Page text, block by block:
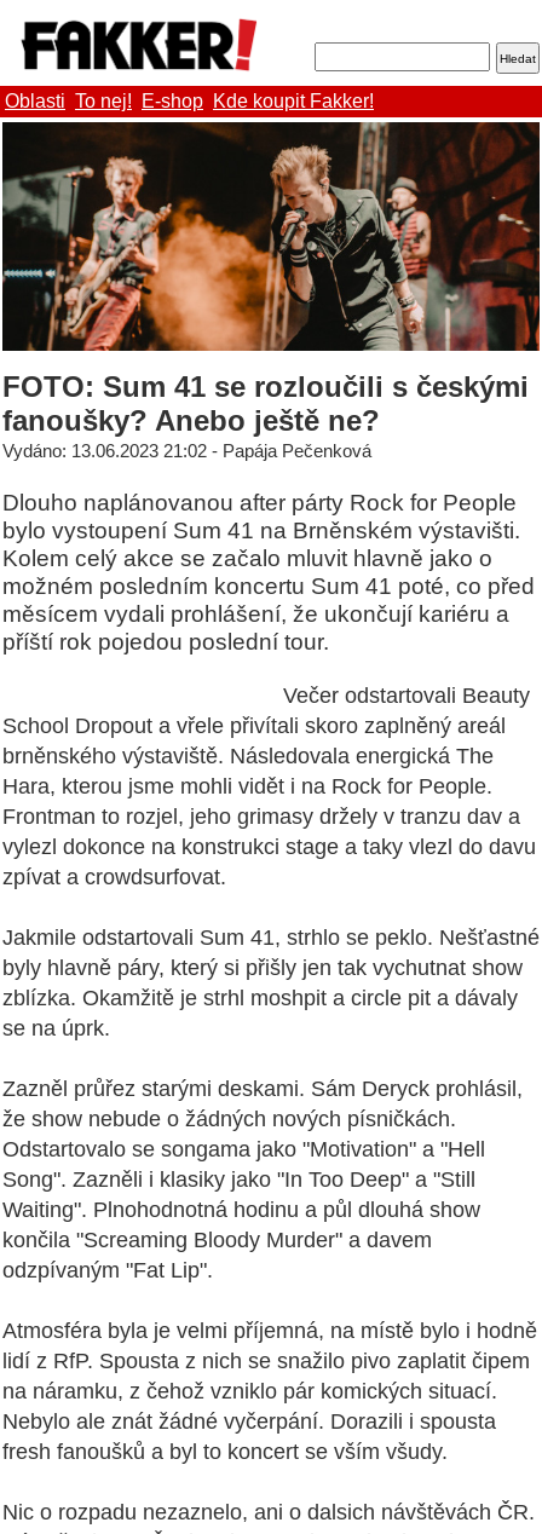
Oblasti To nej! E-shop Kde koupit Fakker!
FOTO: Sum 41 se rozloučili s českými
fanoušky? Anebo ještě ne?
Vydáno: 13.06.2023 21:02 - Papája Pečenková
Dlouho naplánovanou after párty Rock for People
bylo vystoupení Sum 41 na Brněnském výstavišti.
Kolem celý akce se začalo mluvit hlavně jako o
možném posledním koncertu Sum 41 poté, co před
měsícem vydali prohlášení, že ukončují kariéru a
příští rok pojedou poslední tour.
Večer odstartovali Beauty
School Dropout a vřele přivítali skoro zaplněný areál
brněnského výstaviště. Následovala energická The
Hara, kterou jsme mohli vidět i na Rock for People.
Frontman to rozjel, jeho grimasy držely v tranzu dav a
vylezl dokonce na konstrukci stage a taky vlezl do davu
zpívat a crowdsurfovat.
Jakmile odstartovali Sum 41, strhlo se peklo. Nešťastné
byly hlavně páry, který si přišly jen tak vychutnat show
zblízka. Okamžitě je strhl moshpit a circle pit a dávaly
se na úprk.
Zazněl průřez starými deskami. Sám Deryck prohlásil,
že show nebude o žádných nových písničkách.
Odstartovalo se songama jako "Motivation" a "Hell
Song". Zazněli i klasiky jako "In Too Deep" a "Still
Waiting". Plnohodnotná hodinu a půl dlouhá show
končila "Screaming Bloody Murder" a davem
odzpívaným "Fat Lip".
Atmosféra byla je velmi příjemná, na místě bylo i hodně
lidí z RfP. Spousta z nich se snažilo pivo zaplatit čipem
na náramku, z čehož vzniklo pár komických situací.
Nebylo ale znát žádné vyčerpání. Dorazili i spousta
fresh fanoušků a byl to koncert se vším všudy.
Nic o rozpadu nezaznelo, ani o dalsich návštěvách ČR.